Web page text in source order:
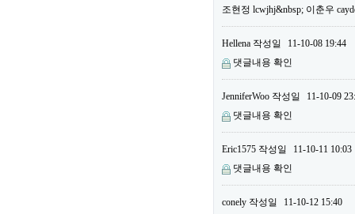
조현정 lcwjhj&nbsp; 이춘우
Hellena 작성일
11-10-08 19:44
댓글내용 확인
JenniferWoo 작성일
11-10-09
댓글내용 확인
Eric1575 작성일
11-10-11 10:03
댓글내용 확인
conely 작성일
11-10-12 15:40